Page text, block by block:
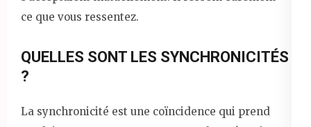
ce que vous ressentez.
QUELLES SONT LES SYNCHRONICITÉS
?
La synchronicité est une coïncidence qui prend